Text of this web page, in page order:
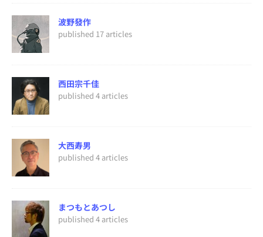
波野發作
published 17 articles
西田宗千佳
published 4 articles
大西寿男
published 4 articles
まつもとあつし
published 4 articles